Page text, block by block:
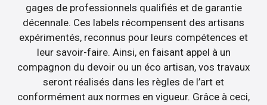
gages de professionnels qualifiés et de garantie
décennale. Ces labels récompensent des artisans
expérimentés, reconnus pour leurs compétences et
leur savoir-faire. Ainsi, en faisant appel à un
compagnon du devoir ou un éco artisan, vos travaux
seront réalisés dans les règles de l’art et
conformément aux normes en vigueur. Grâce à ceci,